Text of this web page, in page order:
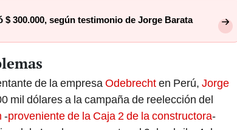
300.000, según testimonio de Jorge Barata
de la empresa Odebrechten Perú, Jorge
mil dólares a la campaña de reelección del
-proveniente de la Caja 2 de la constructora-